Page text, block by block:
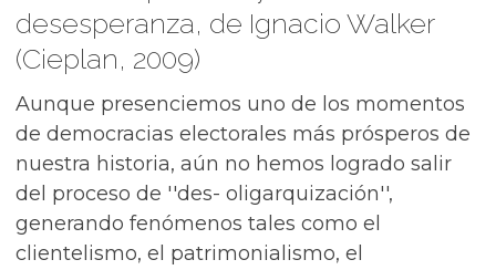
desesperanza, de Ignacio Walker
(Cieplan, 2009)
Aunque presenciemos uno de los momentos
de democracias electorales más prósperos de
nuestra historia, aún no hemos logrado salir
del proceso de ''des- oligarquización'',
generando fenómenos tales como el
clientelismo, el patrimonialismo, el